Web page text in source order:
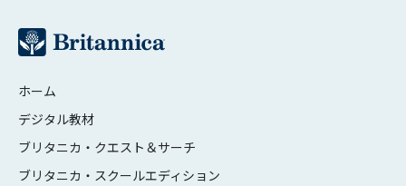
ホーム
デジタル教材
ブリタニカ・クエスト＆サーチ
ブリタニカ・スクールエディション